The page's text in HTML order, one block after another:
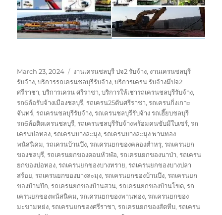
Posted
on
March 23, 2024 Tags
งานเครนชลบุรี ปจ2 รับจ้าง, งานเครนชลบุรี
รับจ้าง,บริการรถเครนชลบุรีรับจ้าง,บริการเครน รับจ้างมีปจ2
ศรีราชา,บริการเครน ศรีราชา,บริการให้เช่ารถเครนชลบุรีรับจ้าง,
รถ6ล้อรับจ้างเมืองชลบุรี,รถเครน25ตันศรีราชา,รถเครนกิ่งเกาะ
จันทร์,รถเครนชลบุรีรับจ้าง,รถเครนชลบุรีรับจ้าง รถเฮี๊ยบชลบุรี
รถ6ล้อติดเครนชลบุรี,รถเครนชลบุรีรับจ้างพร้อมคนขับมีใบเซร์,รถ
เครนบ่อทอง,รถเครนบางละมุง,รถเครนบางละมุง พานทอง
พนัสนิคม,รถเครนบ้านบึง,รถเครนยกของคลองตำหรุ,รถเครนยก
ของชลบุรี,รถเครนยกของดอนหัวฬ่อ,รถเครนยกของนาป่า,รถเครน
ยกของบ่อทอง,รถเครนยกของบางทราย,รถเครนยกของบางปลา
สร้อย,รถเครนยกของบางละมุง,รถเครนยกของบ้านบึง,รถเครนยก
ของบ้านปึก,รถเครนยกของบ้านสวน,รถเครนยกของบ้านโขด,รถ
เครนยกของพนัสนิคม,รถเครนยกของพานทอง,รถเครนยกของ
มะขามหย่ง,รถเครนยกของศรีราชา,รถเครนยกของสัตหีบ,รถเครน